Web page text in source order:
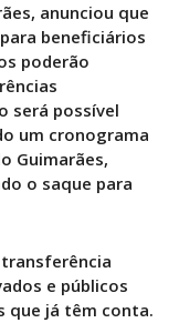
anunciou que
beneficiários
poderão
será possível
um cronograma
Guimarães,
o saque para
e públicos
que já têm conta.